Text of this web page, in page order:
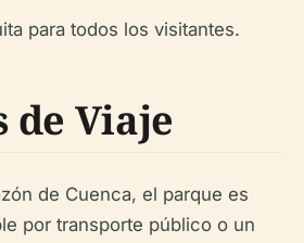
para todos los visitantes.
de Viaje
de Cuenca, el parque es
por transporte público o un